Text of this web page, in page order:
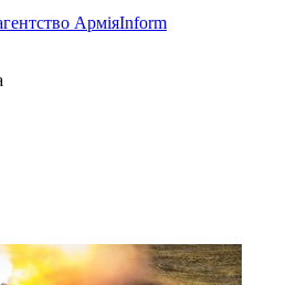
АрміяInform